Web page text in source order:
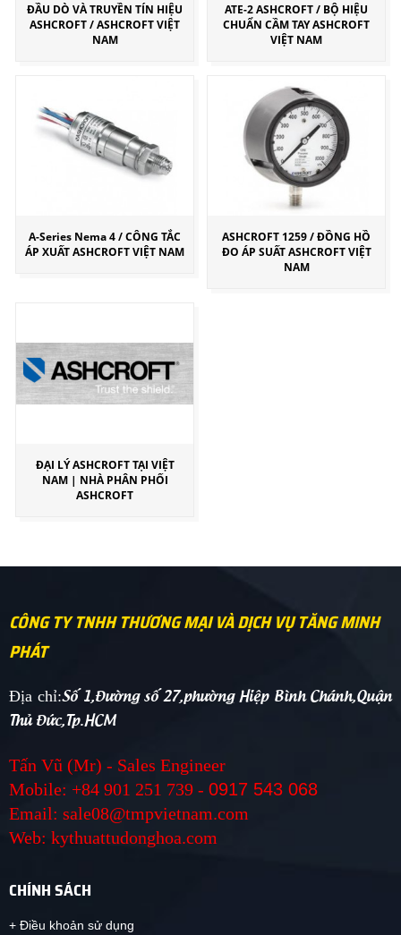
ĐẦU DÒ VÀ TRUYỀN TÍN HIỆU
ASHCROFT / ASHCROFT VIỆT
NAM
ATE-2 ASHCROFT / BỘ HIỆU
CHUẨN CẦM TAY ASHCROFT
VIỆT NAM
A-Series Nema 4 / CÔNG TẮC
ÁP XUẤT ASHCROFT VIỆT NAM
ASHCROFT 1259 / ĐỒNG HỒ
ĐO ÁP SUẤT ASHCROFT VIỆT
NAM
ĐẠI LÝ ASHCROFT TẠI VIỆT
NAM | NHÀ PHÂN PHỐI
ASHCROFT
CÔNG TY TNHH THƯƠNG MẠI VÀ DỊCH VỤ TĂNG MINH
PHÁT
Địa chỉ:Số 1,Đường số 27,phường Hiệp Bình Chánh,Quận
Thủ Đức,Tp.HCM
Tấn Vũ (Mr) - Sales Engineer
Mobile: +84 901 251 739 - 0917 543 068
Email: sale08@tmpvietnam.com
Web: kythuattudonghoa.com
CHÍNH SÁCH
+ Điều khoản sử dụng